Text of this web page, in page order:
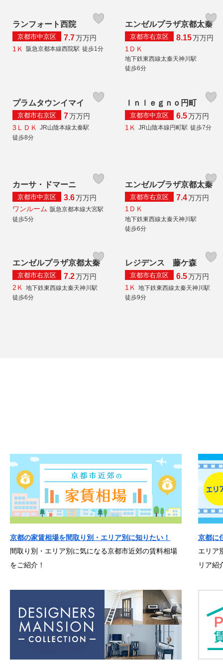
ランフォート西院
京都市中京区 7.7万万円
1Ｋ
阪急京都本線西院駅 徒歩1分
エンゼルプラザ京都太秦
京都市右京区 8.15万万円
1ＤＫ
地下鉄東西線太秦天神川駅
徒歩6分
プラムタウンイマイ
京都市右京区 7万万円
3ＬＤＫ
JR山陰本線太秦駅
徒歩8分
Ｉｎｌｅｇｎｏ円町
京都市中京区 6.5万万円
1Ｋ
JR山陰本線円町駅 徒歩7分
カーサ・ドマーニ
京都市中京区 3.6万万円
ワンルーム 阪急京都本線大宮駅
徒歩5分
エンゼルプラザ京都太秦
京都市右京区 7.4万万円
1ＤＫ
地下鉄東西線太秦天神川駅
徒歩6分
エンゼルプラザ京都太秦
京都市右京区 7.2万万円
2Ｋ
地下鉄東西線太秦天神川駅
徒歩6分
レジデンス 藤ケ森
京都市右京区 6.5万万円
1Ｋ
地下鉄東西線太秦天神川駅
徒歩9分
京都の家賃相場を間取り別・エリア別に知りたい！
間取り別・エリア別に気になる京都市近郊の賃料相場
をご紹介！
京都に
エリア
リア紹